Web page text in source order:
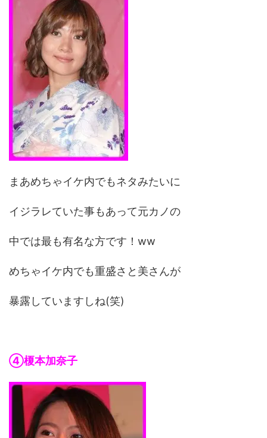
まあめちゃイケ内でもネタみたいに
イジラレていた事もあって元カノの
中では最も有名な方です！ww
めちゃイケ内でも重盛さと美さんが
暴露していますしね(笑)
④榎本加奈子